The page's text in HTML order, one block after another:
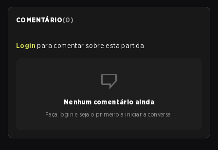
COMENTÁRIO(0)
Login para comentar sobre esta partida
Nenhum comentário ainda
Faça login e seja o primeiro a iniciar a conversa!